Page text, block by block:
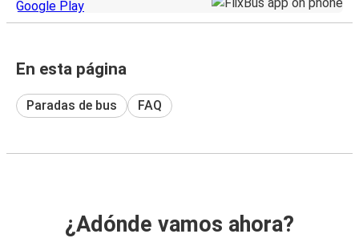
En esta página
Paradas de bus FAQ
¿Adónde vamos ahora?